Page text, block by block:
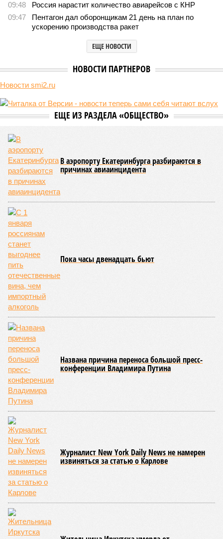
09:48
Россия нарастит количество авиарейсов с КНР
09:47
Пентагон дал оборонщикам 21 день на план по
ускорению производства ракет
ЕЩЕ НОВОСТИ
НОВОСТИ ПАРТНЕРОВ
Новости smi2.ru
ЕЩЕ ИЗ РАЗДЕЛА «ОБЩЕСТВО»
В аэропорту Екатеринбурга разбираются в
причинах авиаинцидента
Пока часы двенадцать бьют
Названа причина переноса большой пресс-
конференции Владимира Путина
Журналист New York Daily News не намерен
извиняться за статью о Карлове